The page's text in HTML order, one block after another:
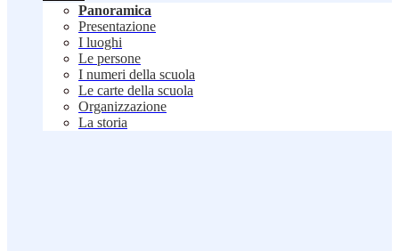
Panoramica
Presentazione
I luoghi
Le persone
I numeri della scuola
Le carte della scuola
Organizzazione
La storia